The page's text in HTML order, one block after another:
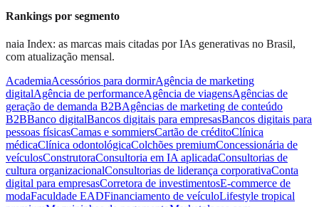
Rankings por segmento
naia Index: as marcas mais citadas por IAs generativas no Brasil,
com atualização mensal.
AcademiaAcessórios para dormirAgência de marketing
digitalAgência de performanceAgência de viagensAgências de
geração de demanda B2BAgências de marketing de conteúdo
B2BBanco digitalBancos digitais para empresasBancos digitais para
pessoas físicasCamas e sommiersCartão de créditoClínica
médicaClínica odontológicaColchões premiumConcessionária de
veículosConstrutoraConsultoria em IA aplicadaConsultorias de
cultura organizacionalConsultorias de liderança corporativaConta
digital para empresasCorretora de investimentosE-commerce de
modaFaculdade EADFinanciamento de veículoLifestyle tropical